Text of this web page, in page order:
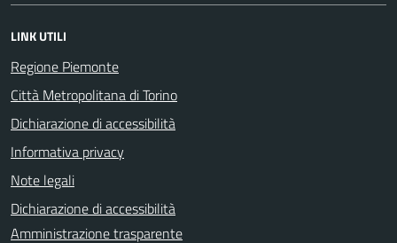
LINK UTILI
Regione Piemonte
Città Metropolitana di Torino
Dichiarazione di accessibilità
Informativa privacy
Note legali
Dichiarazione di accessibilità
Amministrazione trasparente